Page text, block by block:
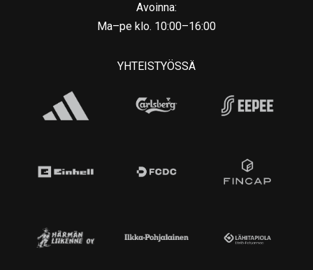
Avoinna:
Ma–pe klo. 10:00–16:00
YHTEISTYÖSSÄ